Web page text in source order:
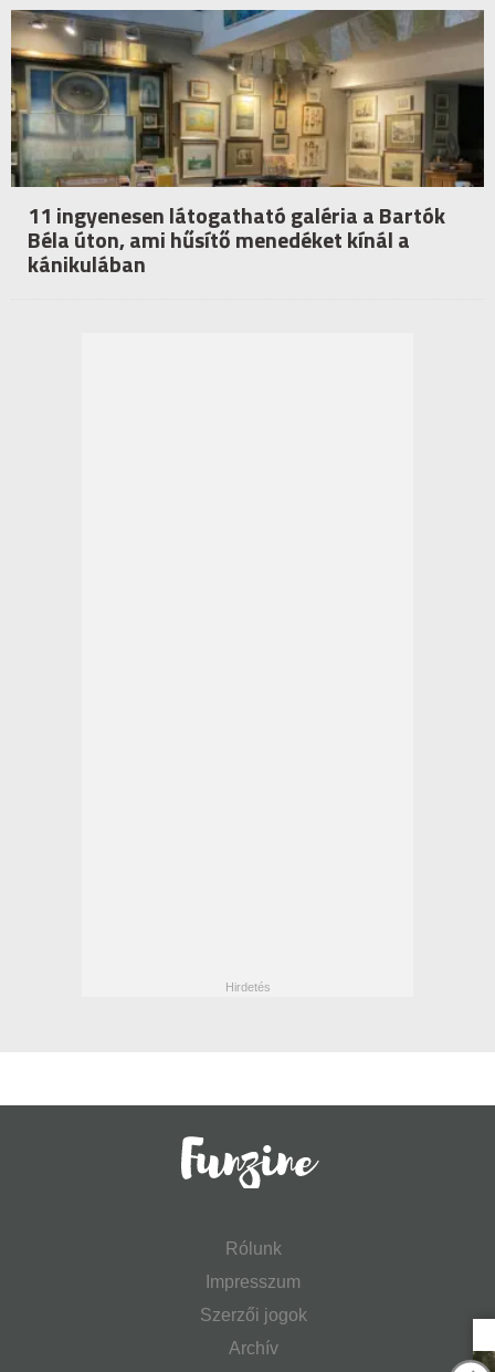
11 ingyenesen látogatható galéria a Bartók
Béla úton, ami hűsítő menedéket kínál a
kánikulában
Rólunk
Impresszum
Szerzői jogok
Archív